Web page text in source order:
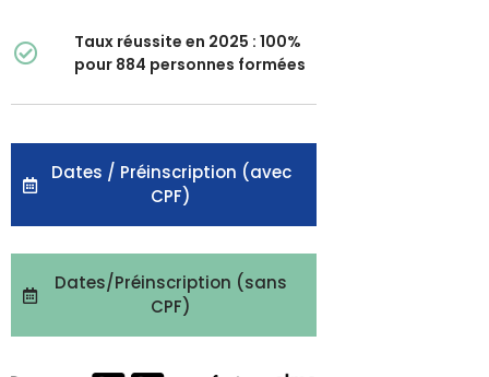
Taux réussite en 2025 : 100%
pour 884 personnes formées
Dates / Préinscription (avec
CPF)
Dates/Préinscription (sans
CPF)